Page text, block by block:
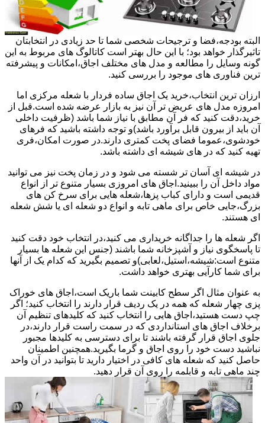
البته بودجه،فضا و ترجیحات شخصی شما تا حد زیادی در انتخابتان
تاثیرگذار خواهد بود؛ با این حال بهتر است کاتالوگ های مربوط به این
گونه وسایل را مطالعه و مدل های مختلف اجاق،امکانات و پیشرفته
ترین فناوری های موجود را بررسی کنید.
ارزان ترین انتخاب،خرید یک اجاق ساده فردار با شعله مرکزی اما
امروزه مدل های عریض تر آن نیز به بازار عرضه شده است.قبل از
خرید،دقت کنید که فر آن مطابق با نیاز شما باشد (ظرفیت داخلی
آن باید از بیرون قابل برآورد باشد)و توجه داشته باشید که فرهای
خودشوی،عموما فضای پخت کمتری دارند.در صورت امکان،فری
تهیه کنید که در های شیشه ای داشته باشد.
در شیشه ای آسان تر شسته می شود و در زمان پخت نیز می توانید
مواد داخل آن را ببینید.اجاق های امروزی بسیار متنوع تر از انواع
قدیمی است و دارای کباب پزها،شعله هایی برای سرخ کن های
بزرگ،جایی خاص برای ماهی تابه و انواع دو شعله ای یا شش شعله
ای هستند.
اگر شعله ها را جداگانه خریداری می کنید،در انتخاب خود دقت کنید
تا پاسخگوی نیاز و آشپزخانه شما باشند (جنس این شعله ها بسیار
متنوع است:شیشه،استیل،لعابی)و تصمیم بگیرید که کدام یک از آنها
برای شما کارآیی بهتری خواهد داشت.
به عنوان مثال اگر سطح کابینت شما باریک است،اجاق های خوراک
پزی چهار شعله که همه در یک ردیف قرار دارند را انتخاب کنید؛ اگر
چپ دست هستید،اجاق هایی را انتخاب کنید که کلیدهای تنظیم آن
برخلاف اجاق های استانداردی که در سمت راست قرار دارند،در
جلوی اجاق قرار گرفته باشند تا برای دسترسی به کلیدها مجبور
نباشید دست خود را روی اجاق و گرما بگیرید.همچنین اطمینان
حاصل کنید که شعله های کافی در اختیار دارید تا بتوانید در آن واحد
چند ماهی تابه و قابلمه را روی آن قرار دهید.